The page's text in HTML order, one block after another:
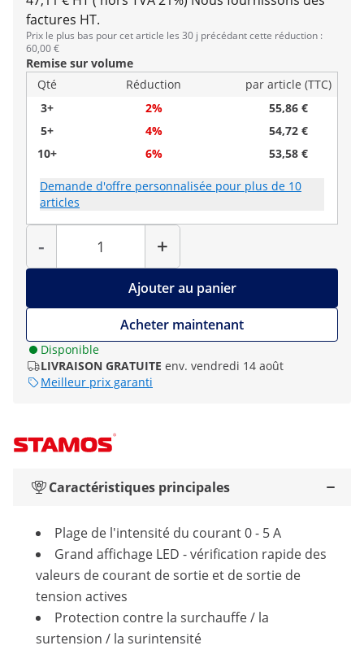
factures HT.
Prix le plus bas pour cet article les 30 j précédant cette réduction :
60,00 €
Remise sur volume
Qté
Réduction
par article (TTC)
3+
2%
55,86 €
5+
4%
54,72 €
10+
6% 53,58 €
Demande d'offre personnalisée pour plus de 10
articles
-
Quantité
+
Ajouter au panier
Acheter maintenant
Disponible
LIVRAISON GRATUITE env. vendredi 14 août
Meilleur prix garanti
Caractéristiques principales
Plage de l'intensité du courant 0 - 5 A
Grand affichage LED - vérification rapide des
valeurs de courant de sortie et de sortie de
tension actives
Protection contre la surchauffe / la
surtension / la surintensité